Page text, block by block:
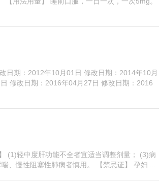
日期：2012年10月01日 修改日期：2014年10月
修改日期：2016年04月27日 修改日期：2016
(1)轻中度肝功能不全者宜适当调整剂量； (3)病
、慢性阻塞性肺病者慎用。 【禁忌证】 孕妇 ...